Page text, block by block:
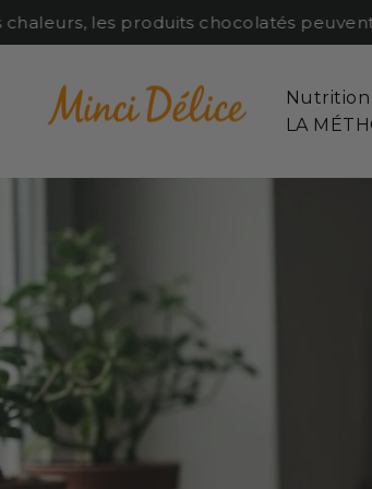
Passer
au
les produits chocolatés peuvent
LA